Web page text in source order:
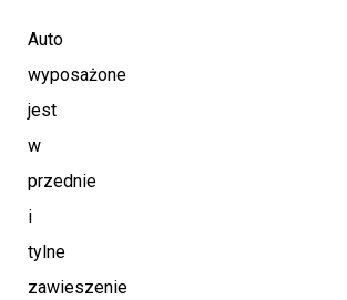
Auto
wyposażone
jest
w
przednie
i
tylne
zawieszenie